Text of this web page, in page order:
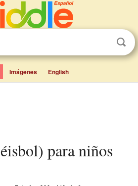
Imágenes English
para niños